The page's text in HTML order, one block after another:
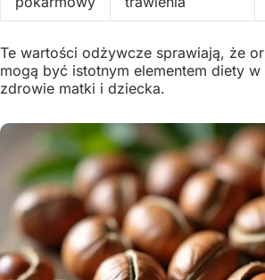
Te wartości odżywcze sprawiają, że
mogą być istotnym elementem diety
zdrowie matki i dziecka.